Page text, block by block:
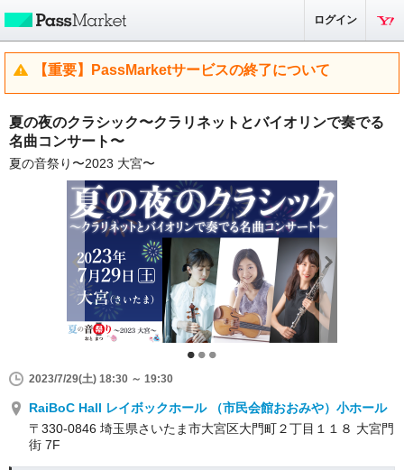
ログイン
【重要】PassMarketサービスの終了について
夏の夜のクラシック〜クラリネットとバイオリンで奏でる
名曲コンサート〜
夏の音祭り〜2023 大宮〜
2023/7/29(土) 18:30 ～ 19:30
RaiBoC Hall レイボックホール （市民会館おおみや）小ホール
〒330-0846 埼玉県さいたま市大宮区大門町２丁目１１８ 大宮門
街 7F